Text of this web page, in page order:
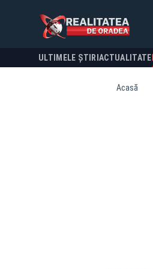
ULTIMELE ȘTIRI ACTUALITATE
Acasă